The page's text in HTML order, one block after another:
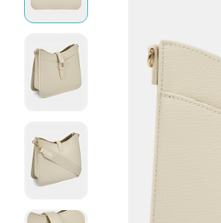
Капсула
Акции / Новости
Адреса магазинов